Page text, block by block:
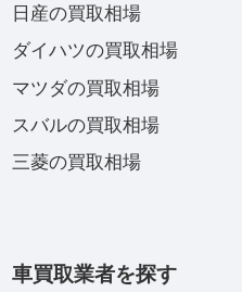
日産の買取相場
ダイハツの買取相場
マツダの買取相場
スバルの買取相場
三菱の買取相場
車買取業者を探す